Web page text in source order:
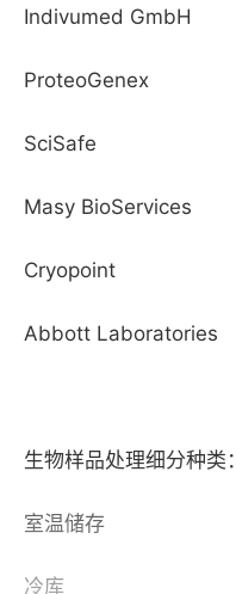
Indivumed GmbH
ProteoGenex
SciSafe
Masy BioServices
Cryopoint
Abbott Laboratories
生物样品处理细分种类：
室温储存
冷库